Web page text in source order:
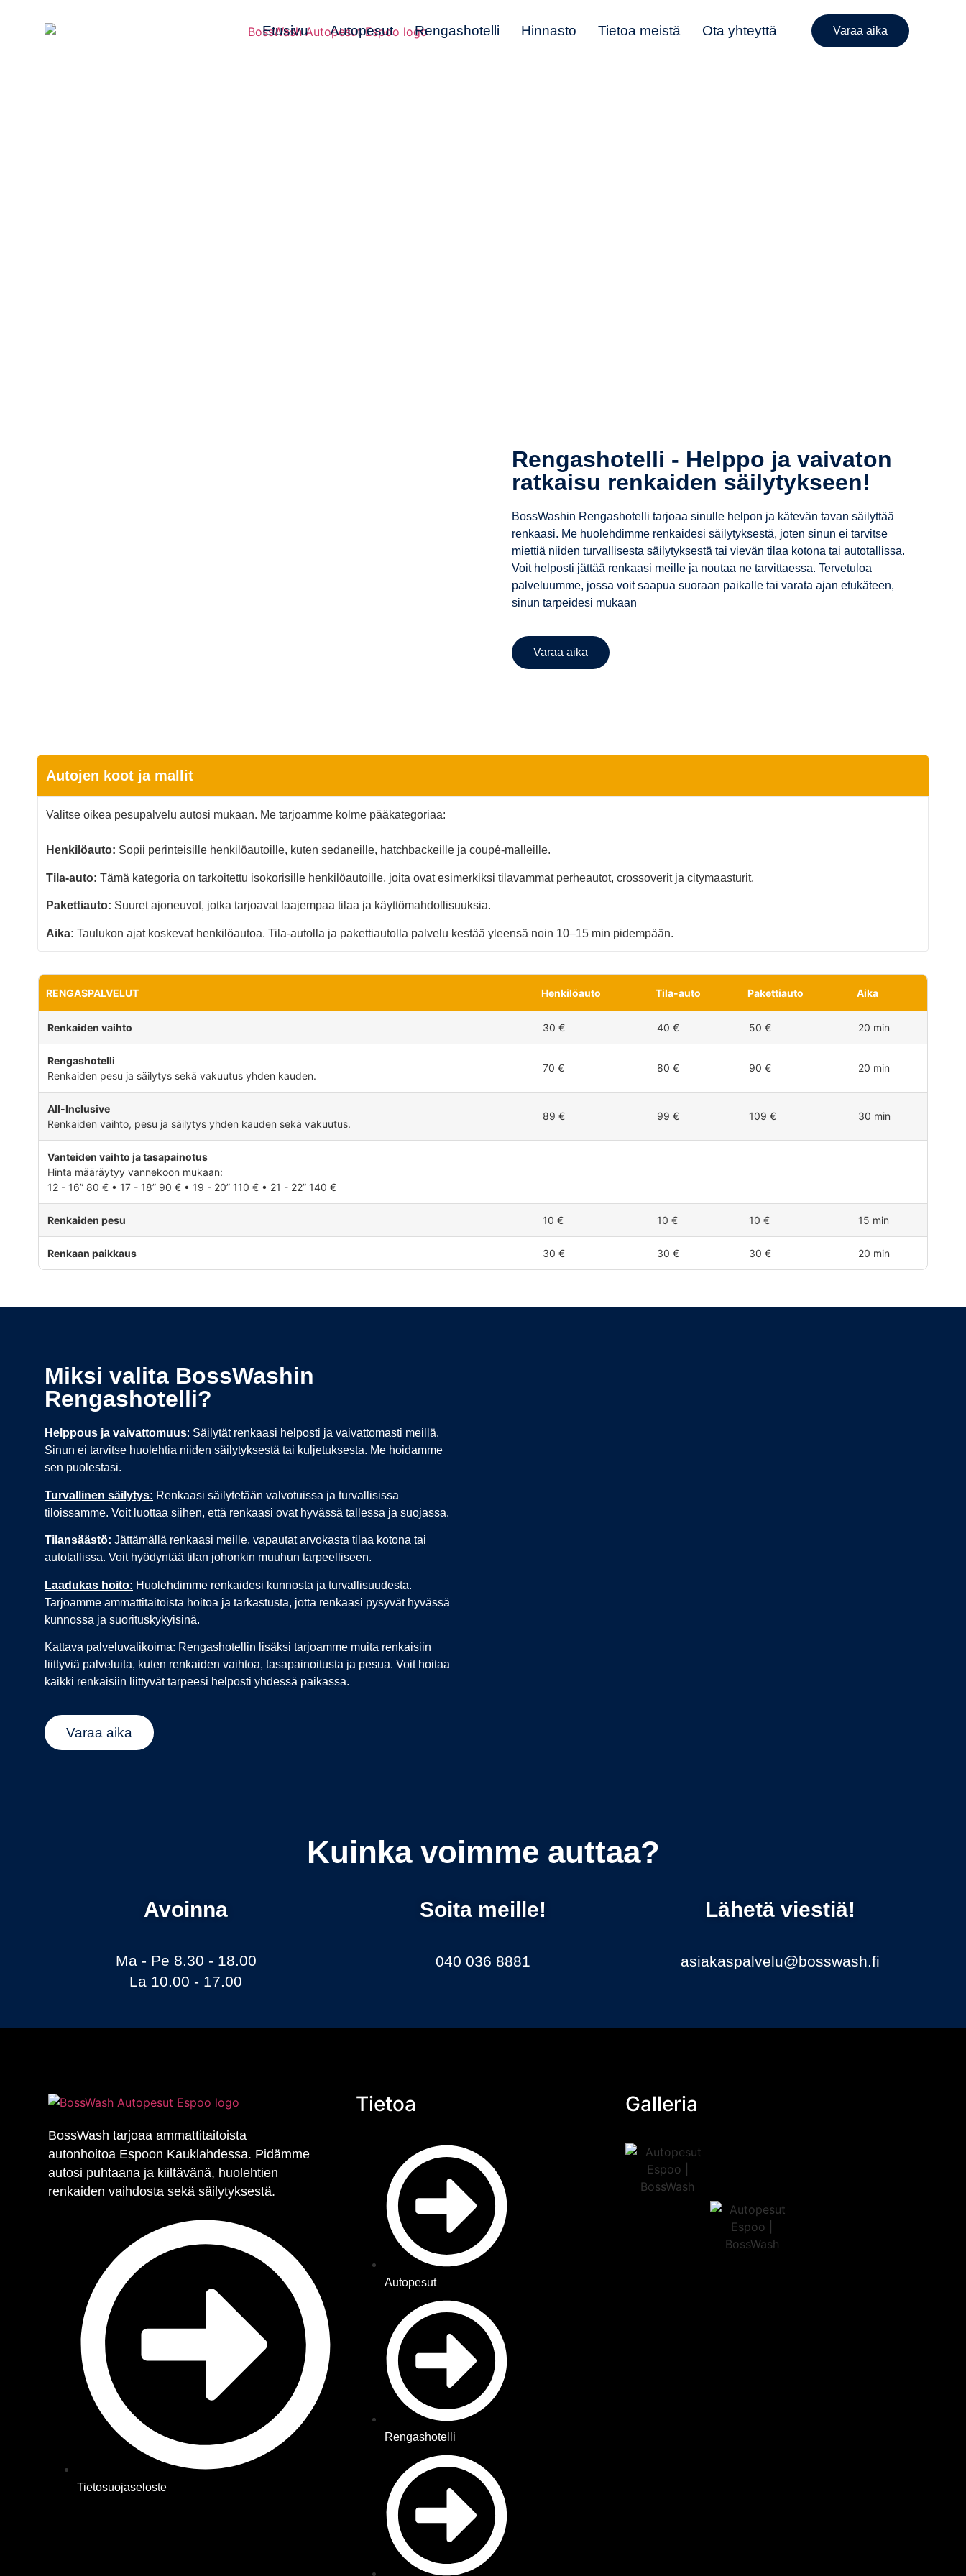
Etusivu Autopesut Rengashotelli Hinnasto Tietoa meistä Ota yhteyttä Varaa aika
Rengashotelli - Helppo ja vaivaton
ratkaisu renkaiden säilytykseen!
BossWashin Rengashotelli tarjoaa sinulle helpon ja kätevän tavan säilyttää
renkaasi. Me huolehdimme renkaidesi säilytyksestä, joten sinun ei tarvitse
miettiä niiden turvallisesta säilytyksestä tai vievän tilaa kotona tai autotallissa.
Voit helposti jättää renkaasi meille ja noutaa ne tarvittaessa. Tervetuloa
palveluumme, jossa voit saapua suoraan paikalle tai varata ajan etukäteen,
sinun tarpeidesi mukaan
Varaa aika
Autojen koot ja mallit​
Valitse oikea pesupalvelu autosi mukaan. Me tarjoamme kolme pääkategoriaa:
Henkilöauto: Sopii perinteisille henkilöautoille, kuten sedaneille, hatchbackeille ja coupé-malleille.
Tila-auto: Tämä kategoria on tarkoitettu isokorisille henkilöautoille, joita ovat esimerkiksi tilavammat perheautot, crossoverit ja citymaasturit.
Pakettiauto: Suuret ajoneuvot, jotka tarjoavat laajempaa tilaa ja käyttömahdollisuuksia.
Aika: Taulukon ajat koskevat henkilöautoa. Tila-autolla ja pakettiautolla palvelu kestää yleensä noin 10–15 min pidempään.
RENGASPALVELUT Henkilöauto Tila-auto Pakettiauto Aika
Renkaiden vaihto 30 € 40 € 50 € 20 min
Rengashotelli
Renkaiden pesu ja säilytys sekä vakuutus yhden kauden.
70 € 80 € 90 € 20 min
All-Inclusive
Renkaiden vaihto, pesu ja säilytys yhden kauden sekä vakuutus.
89 € 99 € 109 € 30 min
Vanteiden vaihto ja tasapainotus
Hinta määräytyy vannekoon mukaan:
12 - 16” 80 € • 17 - 18” 90 € • 19 - 20” 110 € • 21 - 22” 140 €
Renkaiden pesu 10 € 10 € 10 € 15 min
Renkaan paikkaus 30 € 30 € 30 € 20 min
Miksi valita BossWashin
Rengashotelli?
Helppous ja vaivattomuus: Säilytät renkaasi helposti ja vaivattomasti meillä.
Sinun ei tarvitse huolehtia niiden säilytyksestä tai kuljetuksesta. Me hoidamme
sen puolestasi.
Turvallinen säilytys: Renkaasi säilytetään valvotuissa ja turvallisissa
tiloissamme. Voit luottaa siihen, että renkaasi ovat hyvässä tallessa ja suojassa.
Tilansäästö: Jättämällä renkaasi meille, vapautat arvokasta tilaa kotona tai
autotallissa. Voit hyödyntää tilan johonkin muuhun tarpeelliseen.
Laadukas hoito: Huolehdimme renkaidesi kunnosta ja turvallisuudesta.
Tarjoamme ammattitaitoista hoitoa ja tarkastusta, jotta renkaasi pysyvät hyvässä
kunnossa ja suorituskykyisinä.
Kattava palveluvalikoima: Rengashotellin lisäksi tarjoamme muita renkaisiin
liittyviä palveluita, kuten renkaiden vaihtoa, tasapainoitusta ja pesua. Voit hoitaa
kaikki renkaisiin liittyvät tarpeesi helposti yhdessä paikassa.
Varaa aika
Kuinka voimme auttaa?
Avoinna
Ma - Pe 8.30 - 18.00
La 10.00 - 17.00
Soita meille!
040 036 8881
Lähetä viestiä!
asiakaspalvelu@bosswash.fi
BossWash tarjoaa ammattitaitoista
autonhoitoa Espoon Kauklahdessa. Pidämme
autosi puhtaana ja kiiltävänä, huolehtien
renkaiden vaihdosta sekä säilytyksestä.
Tietosuojaseloste
Tietoa
Autopesut
Rengashotelli
Galleria